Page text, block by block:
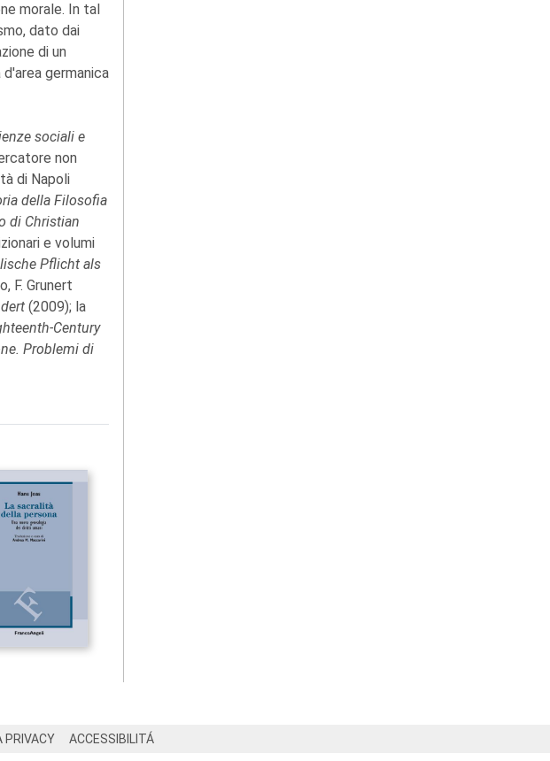
morale. In tal
dato dai
di un
germanica
sociali e
non
di Napoli
della Filosofia
di Christian
e volumi
Pflicht als
F. Grunert
(2009); la
Century
Problemi di
PRIVACY ACCESSIBILITÁ